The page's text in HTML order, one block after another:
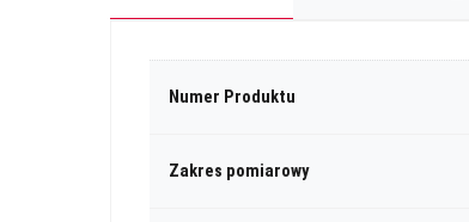
Numer Produktu
Zakres pomiarowy